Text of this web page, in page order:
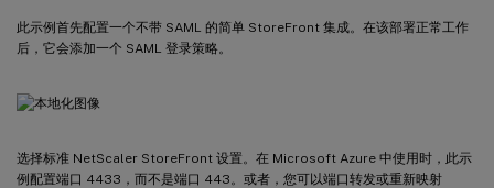
此示例首先配置一个不带 SAML 的简单 StoreFront 集成。在该部署正常工作
后，它会添加一个 SAML 登录策略。
选择标准 NetScaler StoreFront 设置。在 Microsoft Azure 中使用时，此示
例配置端口 4433，而不是端口 443。或者，您可以端口转发或重新映射